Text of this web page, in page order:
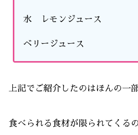
水 レモンジュース
ベリージュース
上記でご紹介したのはほんの一
食べられる食材が限られてくる